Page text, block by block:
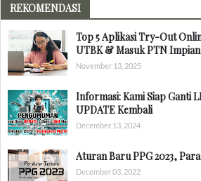
REKOMENDASI
Top 5 Aplikasi Try-Out
UTBK & Masuk PTN Impian
November 13, 2025
Informasi: Kami Siap Ganti
UPDATE Kembali
December 13, 2024
Aturan Baru PPG 2023,
December 03, 2022